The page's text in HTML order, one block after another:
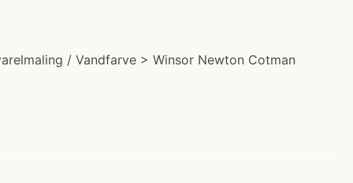
/ Vandfarve > Winsor Newton Cotman